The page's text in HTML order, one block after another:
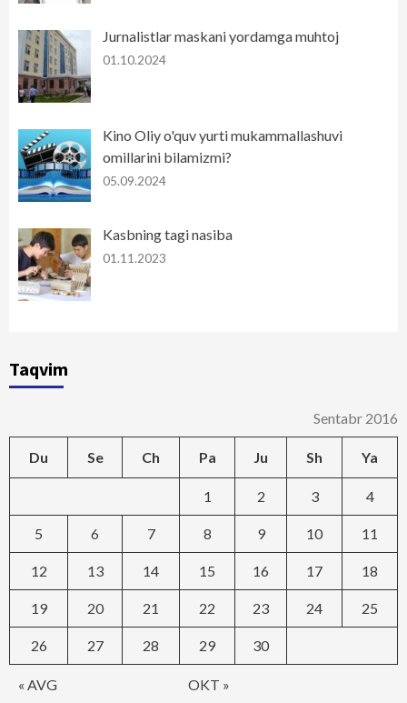
Jurnalistlar maskani yordamga muhtoj
01.10.2024
Kino Oliy o'quv yurti mukammallashuvi
omillarini bilamizmi?
05.09.2024
Kasbning tagi nasiba
01.11.2023
Taqvim
Sentabr 2016
Du Se Ch Pa Ju Sh Ya
« AVG OKT »
1 2 3 4
5 6 7 8 9 10 11
12 13 14 15 16 17 18
19 20 21 22 23 24 25
26 27 28 29 30